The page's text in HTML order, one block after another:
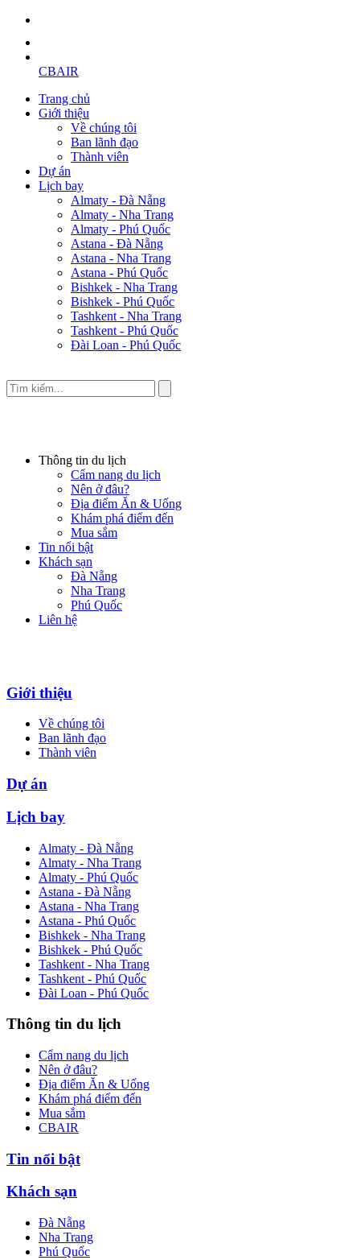
CBAIR
Trang chủ
Giới thiệu
Về chúng tôi
Ban lãnh đạo
Thành viên
Dự án
Lịch bay
Almaty - Đà Nẵng
Almaty - Nha Trang
Almaty - Phú Quốc
Astana - Đà Nẵng
Astana - Nha Trang
Astana - Phú Quốc
Bishkek - Nha Trang
Bishkek - Phú Quốc
Tashkent - Nha Trang
Tashkent - Phú Quốc
Đài Loan - Phú Quốc
Thông tin du lịch
Cẩm nang du lịch
Nên ở đâu?
Địa điểm Ăn & Uống
Khám phá điểm đến
Mua sắm
Tin nổi bật
Khách sạn
Đà Nẵng
Nha Trang
Phú Quốc
Liên hệ
Giới thiệu
Về chúng tôi
Ban lãnh đạo
Thành viên
Dự án
Lịch bay
Almaty - Đà Nẵng
Almaty - Nha Trang
Almaty - Phú Quốc
Astana - Đà Nẵng
Astana - Nha Trang
Astana - Phú Quốc
Bishkek - Nha Trang
Bishkek - Phú Quốc
Tashkent - Nha Trang
Tashkent - Phú Quốc
Đài Loan - Phú Quốc
Thông tin du lịch
Cẩm nang du lịch
Nên ở đâu?
Địa điểm Ăn & Uống
Khám phá điểm đến
Mua sắm
CBAIR
Tin nổi bật
Khách sạn
Đà Nẵng
Nha Trang
Phú Quốc